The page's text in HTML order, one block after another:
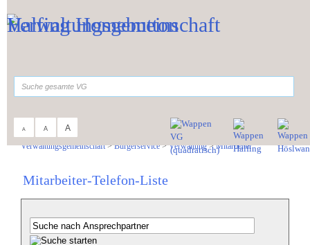
A A A
Verwaltungsgemeinschaft>Bürgerservice>Verwaltung>Mitarbeiter
Mitarbeiter-Telefon-Liste